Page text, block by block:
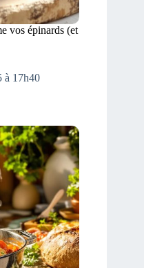
vos épinards (et
à 17h40